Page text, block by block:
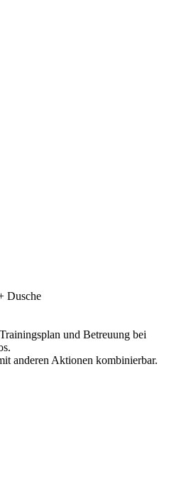
Dusche
und Betreuung bei
anderen Aktionen kombinierbar.